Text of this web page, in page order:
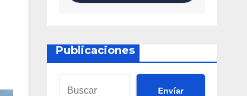
Publicaciones
Envíar